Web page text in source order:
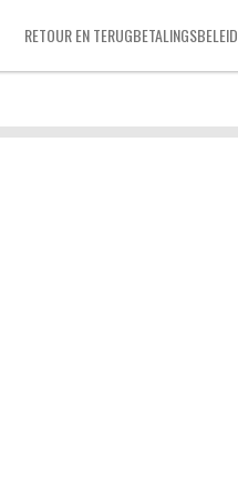
RETOUR EN TERUGBETALINGSBELEID